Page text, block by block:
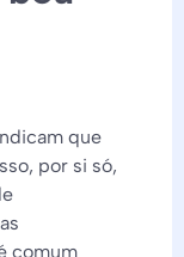
que
por si só,
comum